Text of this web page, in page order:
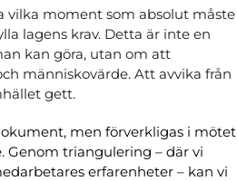
vilka moment som absolut måste
lagens krav. Detta är inte en
kan göra, utan om att
människovärde. Att avvika från
gett.
men förverkligas i mötet
Genom triangulering – där vi
erfarenheter – kan vi